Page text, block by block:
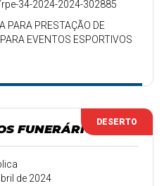
34-2024-2024-302885
PARA PRESTAÇÃO DE
EVENTOS ESPORTIVOS
DESERTO
FUNERÁRIOS
de 2024